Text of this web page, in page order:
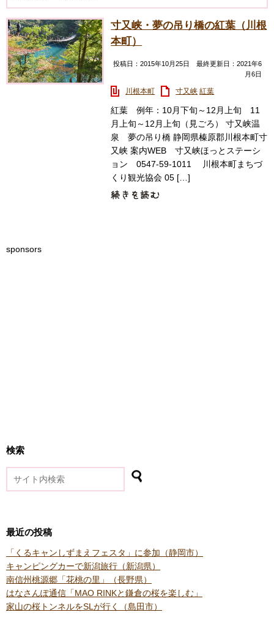
寸又峡・夢の吊り橋の紅葉（川根
本町）
投稿日：2015年10月25日 最終更新日：2021年6
月6日
川根本町 寸又峡 紅葉
紅葉 例年：10月下旬～12月上旬 11
月上旬～12月上旬（見ごろ） 寸又峡温
泉 夢の吊り橋 静岡県榛原郡川根本町寸
又峡 案内WEB 寸又峡ほっとステーシ
ョン 0547-59-1011 川根本町まちづ
くり観光協会 05 […]
sponsors
検索
最近の投稿
「くるキャンしずまえフェスタ」に参加（静岡市）
キャンピングカーで新潟旅行（新潟県）
南信州桃源郷「花桃の里」（長野県）
はなさんぽ通信「MAO RINKと鎌倉の桜を楽しむ」
家山の桜トンネルをSLが行く（島田市）